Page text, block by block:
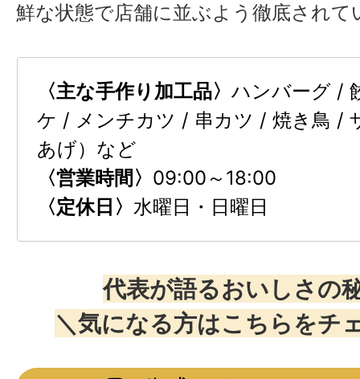
鮮な状態で店舗に並ぶよう徹底されて
〈主な手作り加工品〉 ハンバーグ /
ケ / メンチカツ / 串カツ / 焼き鳥 /
あげ）など
〈営業時間〉 09:00～18:00
〈定休日〉 水曜日・日曜日
代表が語るおいしさの
＼気になる方はこちらをチ